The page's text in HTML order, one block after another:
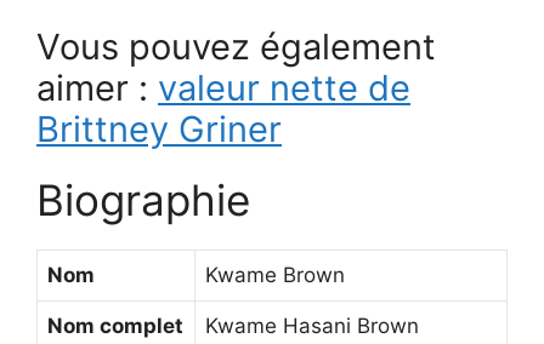
Vous pouvez également
aimer : valeur nette de
Brittney Griner
Biographie
Nom Kwame Brown
Nom complet Kwame Hasani Brown